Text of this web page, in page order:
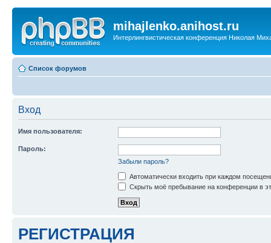
mihajlenko.anihost.ru
Интерлингвистическая конференция Николая
Список форумов
Вход
Имя пользователя:
Пароль:
Забыли пароль?
Автоматически входить при каждом
Скрыть моё пребывание на конференции в
РЕГИСТРАЦИЯ